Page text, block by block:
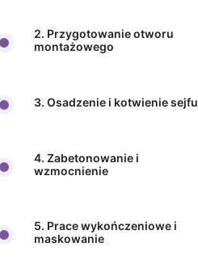
2. Przygotowanie otworu
montażowego
3. Osadzenie i kotwienie sejfu
4. Zabetonowanie i
wzmocnienie
5. Prace wykończeniowe i
maskowanie